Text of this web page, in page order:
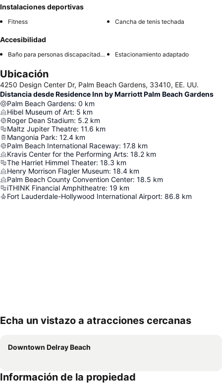
Instalaciones deportivas
Fitness Cancha de tenis techada
Accesibilidad
Baño para personas discapacitadas Estacionamiento adaptado
Ubicación
4250 Design Center Dr, Palm Beach Gardens, 33410, EE. UU.
Distancia desde Residence Inn by Marriott Palm Beach Gardens
Palm Beach Gardens: 0 km
Hibel Museum of Art: 5 km
Roger Dean Stadium: 5.2 km
Maltz Jupiter Theatre: 11.6 km
Mangonia Park: 12.4 km
Palm Beach International Raceway: 17.8 km
Kravis Center for the Performing Arts: 18.2 km
The Harriet Himmel Theater: 18.3 km
Henry Morrison Flagler Museum: 18.4 km
Palm Beach County Convention Center: 18.5 km
iTHINK Financial Amphitheatre: 19 km
Fort Lauderdale-Hollywood International Airport: 86.8 km
Echa un vistazo a atracciones cercanas
Downtown Delray Beach
Información de la propiedad